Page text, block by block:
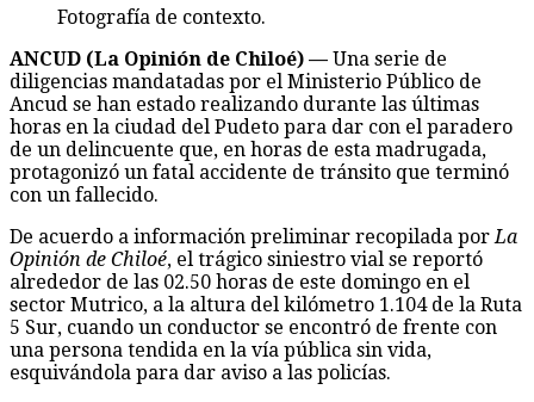
Fotografía de contexto.
ANCUD (La Opinión de Chiloé) — Una serie de
diligencias mandatadas por el Ministerio Público de
Ancud se han estado realizando durante las últimas
horas en la ciudad del Pudeto para dar con el paradero
de un delincuente que, en horas de esta madrugada,
protagonizó un fatal accidente de tránsito que terminó
con un fallecido.
De acuerdo a información preliminar recopilada porLa
Opinión de Chiloé, el trágico siniestro vial se reportó
alrededor de las 02.50 horas de este domingo en el
sector Mutrico, a la altura del kilómetro 1.104 de la Ruta
5 Sur, cuando un conductor se encontró de frente con
una persona tendida en la vía pública sin vida,
esquivándola para dar aviso a las policías.